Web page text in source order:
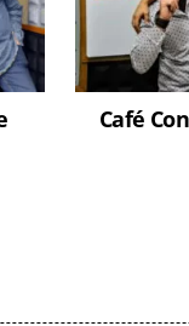
Café